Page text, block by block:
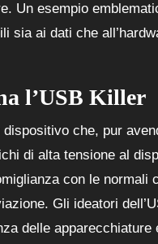
Un esempio
sia ai dati che
l’USB Killer
dispositivo che, pur
di alta tensione al
con le normali
Gli ideatori
delle